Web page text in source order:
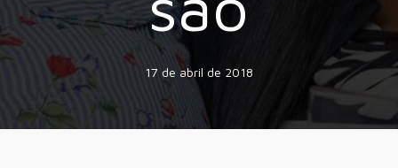
17 de abril de 2018